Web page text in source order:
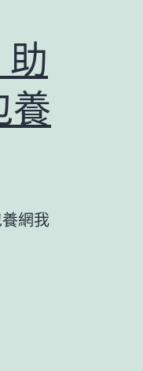
養
網我